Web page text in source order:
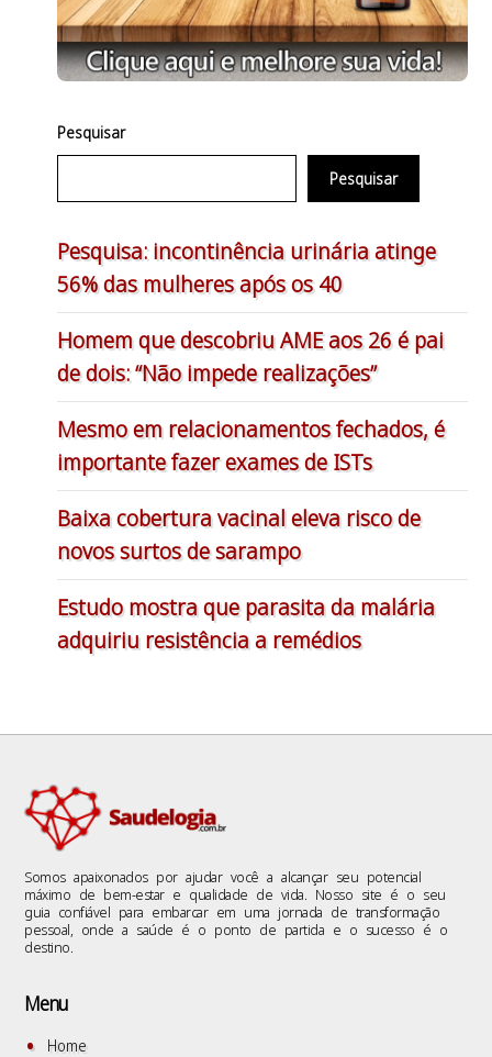
Pesquisar
Pesquisar
Pesquisa: incontinência urinária atinge
56% das mulheres após os 40
Homem que descobriu AME aos 26 é pai
de dois: “Não impede realizações”
Mesmo em relacionamentos fechados, é
importante fazer exames de ISTs
Baixa cobertura vacinal eleva risco de
novos surtos de sarampo
Estudo mostra que parasita da malária
adquiriu resistência a remédios
Somos apaixonados por ajudar você a alcançar seu potencial
máximo de bem-estar e qualidade de vida. Nosso site é o seu
guia confiável para embarcar em uma jornada de transformação
pessoal, onde a saúde é o ponto de partida e o sucesso é o
destino.
Menu
Home